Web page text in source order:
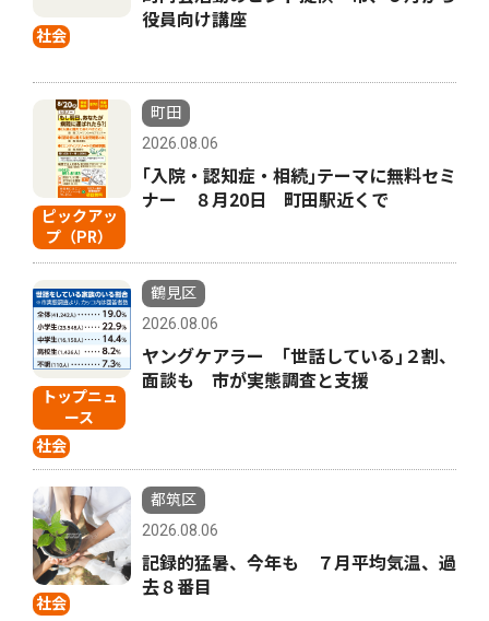
社会
役員向け講座
ピックアッ
プ（PR）
町田
2026.08.06
｢入院・認知症・相続｣テーマに無料セミ
ナー ８月20日 町田駅近くで
トップニュ
ース
社会
鶴見区
2026.08.06
ヤングケアラー ｢世話している｣２割、
面談も 市が実態調査と支援
社会
都筑区
2026.08.06
記録的猛暑、今年も ７月平均気温、過
去８番目